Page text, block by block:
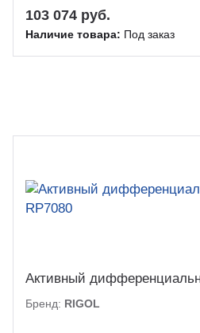
103 074 руб.
Наличие товара: Под заказ
Активный
Бренд: RIGOL